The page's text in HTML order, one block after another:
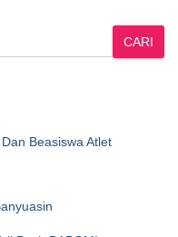
CARI
Beasiswa Atlet